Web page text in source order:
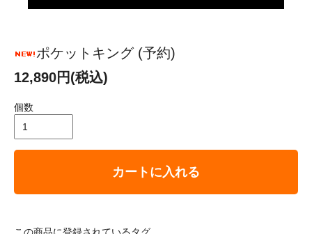
ポケットキング (予約)
12,890円(税込)
個数
カートに入れる